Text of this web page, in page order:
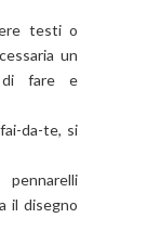
testi o
un
di fare e
da-te, si
il disegno